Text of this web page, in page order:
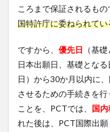
ころまで保証されるもの
国特許庁に委ねられてい
ですから、 優先日
（基
日本出願日、基礎とな
日）から30か月以内に
させるための手続きを
ことを、PCTでは、 国
れた後は、PCT国際出